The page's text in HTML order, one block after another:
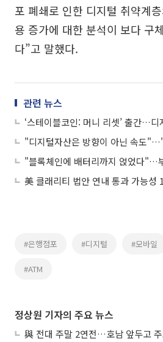
포 폐쇄로 인한 디지털 취약계
용 증가에 대한 분석이 보다 구
다”고 말했다.
관련 뉴스
#은행점포 #디지털 #모바일
#ATM
정상원 기자의 주요 뉴스
與 전대 주말 2연전…호남 앞두고